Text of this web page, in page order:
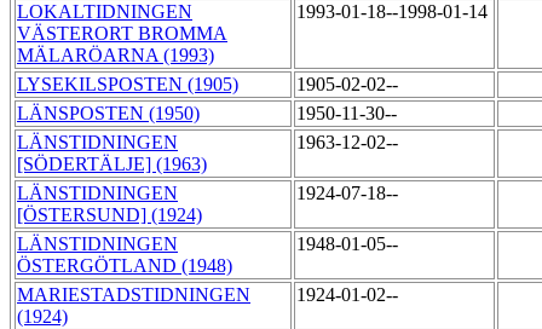
LOKALTIDNINGEN
VÄSTERORT BROMMA
MÄLARÖARNA (1993)
1993-01-18--1998-01-14
LYSEKILSPOSTEN (1905)
1905-02-02--
LÄNSPOSTEN (1950)
1950-11-30--
LÄNSTIDNINGEN
[SÖDERTÄLJE] (1963)
1963-12-02--
LÄNSTIDNINGEN
[ÖSTERSUND] (1924)
1924-07-18--
LÄNSTIDNINGEN
ÖSTERGÖTLAND (1948)
1948-01-05--
MARIESTADSTIDNINGEN
(1924)
1924-01-02--